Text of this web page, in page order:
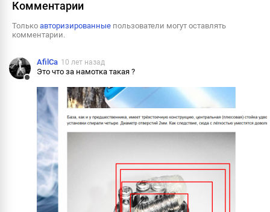
Комментарии
Только авторизированные пользователи могут оставлять
комментарии.
AfilCa 10 лет назад
Это что за намотка такая ?
Ответить